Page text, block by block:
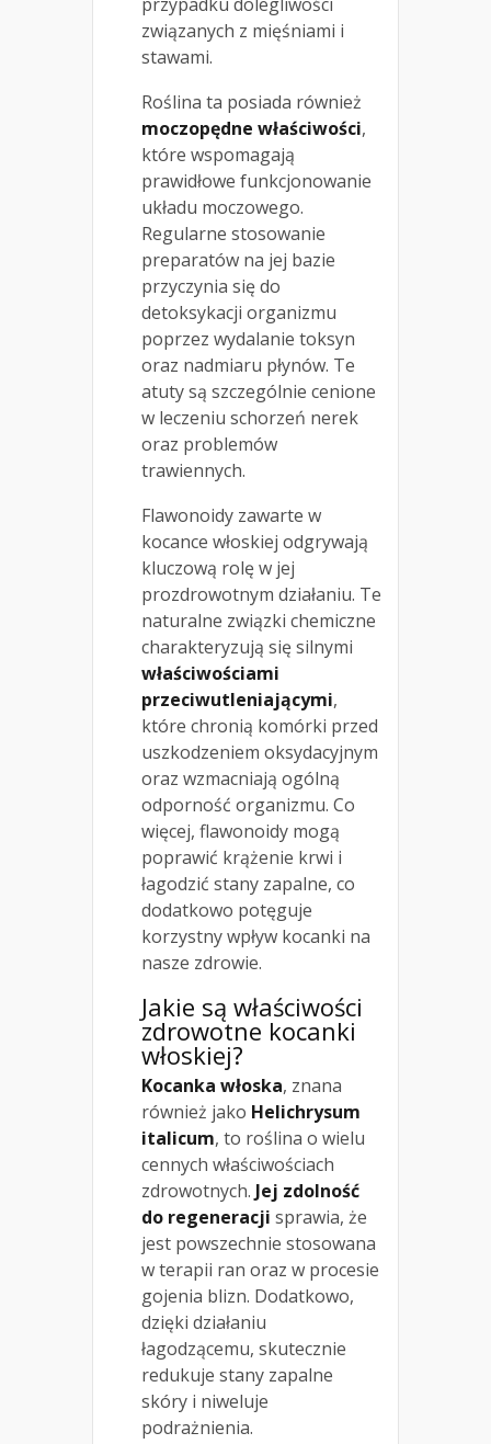
związanych z mięśniami i
stawami.
Roślina ta posiada również
moczopędne właściwości,
które wspomagają
prawidłowe funkcjonowanie
układu moczowego.
Regularne stosowanie
preparatów na jej bazie
przyczynia się do
detoksykacji organizmu
poprzez wydalanie toksyn
oraz nadmiaru płynów. Te
atuty są szczególnie cenione
w leczeniu schorzeń nerek
oraz problemów
trawiennych.
Flawonoidy zawarte w
kocance włoskiej odgrywają
kluczową rolę w jej
prozdrowotnym działaniu. Te
naturalne związki chemiczne
charakteryzują się silnymi
właściwościami
przeciwutleniającymi,
które chronią komórki przed
uszkodzeniem oksydacyjnym
oraz wzmacniają ogólną
odporność organizmu. Co
więcej, flawonoidy mogą
poprawić krążenie krwi i
łagodzić stany zapalne, co
dodatkowo potęguje
korzystny wpływ kocanki na
nasze zdrowie.
Jakie są właściwości
zdrowotne kocanki
włoskiej?
Kocanka włoska, znana
również jako Helichrysum
italicum, to roślina o wielu
cennych właściwościach
zdrowotnych. Jej zdolność
do regeneracji sprawia, że
jest powszechnie stosowana
w terapii ran oraz w procesie
gojenia blizn. Dodatkowo,
dzięki działaniu
łagodzącemu, skutecznie
redukuje stany zapalne
skóry i niweluje
podrażnienia.